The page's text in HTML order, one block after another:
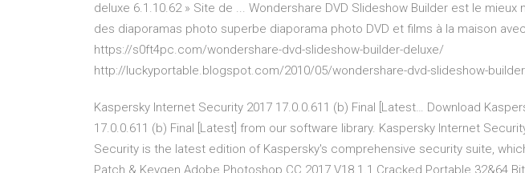
deluxe 6.1.10.62 » Site de ... Wondershare DVD Slideshow Builder est le
des diaporamas photo superbe diaporama photo DVD et films à la maison
https://s0ft4pc.com/wondershare-dvd-slideshow-builder-deluxe/
http://luckyportable.blogspot.com/2010/05/wondershare-dvd-slideshow-
Kaspersky Internet Security 2017 17.0.0.611 (b) Final [Latest… Download
17.0.0.611 (b) Final [Latest] from our software library. Kaspersky Internet
Security is the latest edition of Kaspersky's comprehensive security suite,
Patch & Keygen Adobe Photoshop CC 2017 V18.1.1 Cracked Portable 32&64 Bit